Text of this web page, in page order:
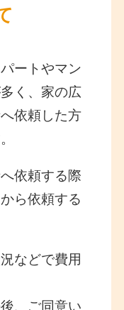
ートやマン
く、家の広
依頼した方
依頼する際
ら依頼する
などで費用
、ご同意い